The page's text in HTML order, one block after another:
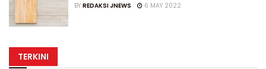
BY REDAKSI JNEWS 6 MAY 2022
TERKINI